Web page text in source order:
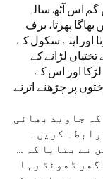
گم اس آٹھ سالہ
پھرتا، برف
اور اپنے سکول کے
لڑانے کے
اور اس کے
پر چڑھنے اترنے
جاوید بھائی
رابطہ کریں۔
نے بتایا کہ …
ڈھونڈ رہا